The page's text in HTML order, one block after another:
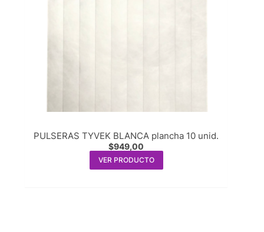
PULSERAS TYVEK BLANCA plancha 10 unid.
$949,00
VER PRODUCTO